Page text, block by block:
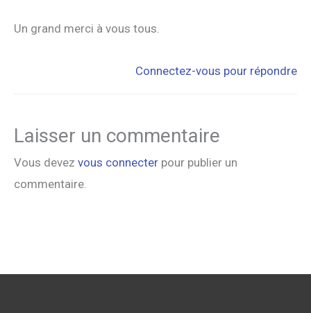
Un grand merci à vous tous.
Connectez-vous pour répondre
Laisser un commentaire
Vous devez vous connecter pour publier un
commentaire.